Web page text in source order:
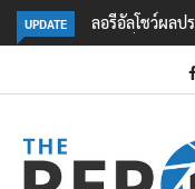
UPDATE
ลอรีอัลโชว์ผลประกอบการค
คว้าไลเซนส์ ‘กุชชี่’ 50 ปี